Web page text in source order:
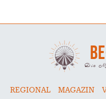
Die
REGIONAL MAGAZIN